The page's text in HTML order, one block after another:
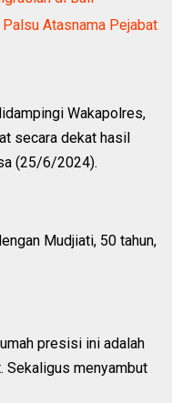
Atasnama Pejabat
Wakapolres,
secara dekat hasil
(25/6/2024).
Mudjiati, 50 tahun,
presisi ini adalah
Sekaligus menyambut